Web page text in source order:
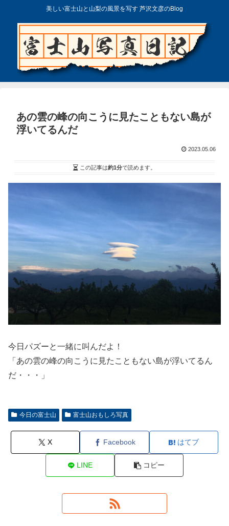
美しい富士山と山梨の風景を写す 芦沢文彦のBlog
あの雲の峰の向こうに見たこともない島が
浮いてるんだ
2023.05.06
この記事は約1分で読めます。
今日パズーと一緒に叫んだよ！
「あの雲の峰の向こうに見たこともない島が浮いてるん
だ・・・」
今日の富士山 富士山おもしろ写真
X Facebook はてブ
LINE コピー